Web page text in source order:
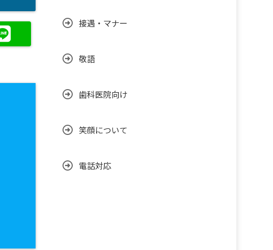
接遇・マナー
敬語
歯科医院向け
笑顔について
電話対応